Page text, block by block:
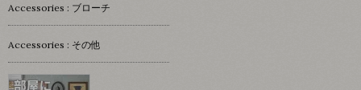
Accessories : ブローチ
Accessories : その他